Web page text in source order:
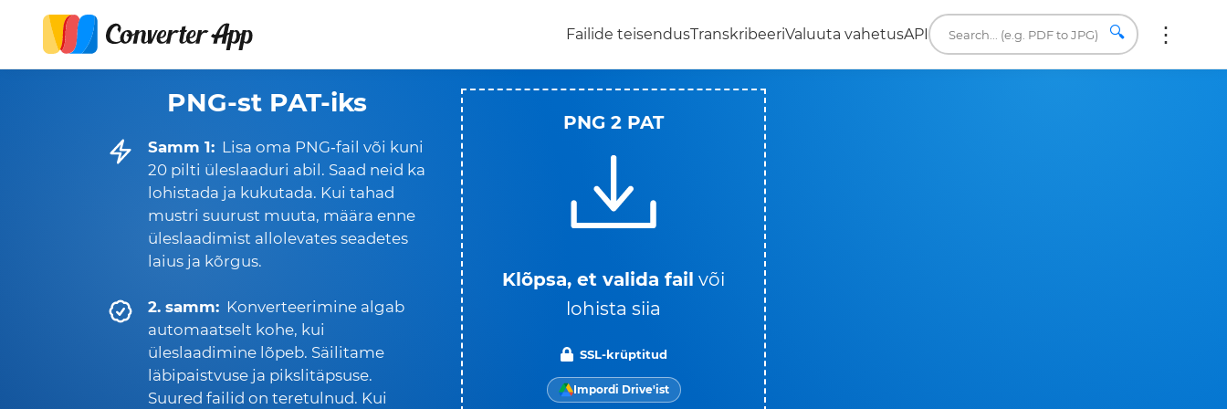
Failide teisendusTranskribeeriValuuta vahetusAPI 🔍
PNG-st PAT-iks
Samm 1: Lisa oma PNG‑fail või kuni
20 pilti üleslaaduri abil. Saad neid ka
lohistada ja kukutada. Kui tahad
mustri suurust muuta, määra enne
üleslaadimist allolevates seadetes
laius ja kõrgus.
2. samm: Konverteerimine algab
automaatselt kohe, kui
üleslaadimine lõpeb. Säilitame
läbipaistvuse ja pikslitäpsuse.
Suured failid on teretulnud. Kui
PNG 2 PAT
Klõpsa, et valida fail või
lohista siia
SSL-krüptitud
Impordi Drive'ist